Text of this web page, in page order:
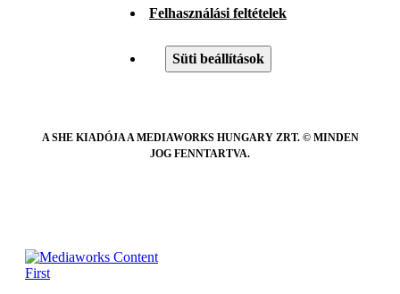
Felhasználási feltételek
Süti beállítások
A SHE KIADÓJA A MEDIAWORKS HUNGARY ZRT. © MINDEN
JOG FENNTARTVA.